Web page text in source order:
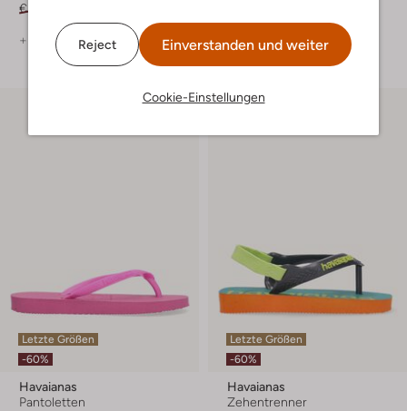
Reject Einverstanden und weiter
Cookie-Einstellungen
€ 29,95
+ mehr farben + mehr farben
Letzte Größen
-60%
Havaianas
Pantoletten
Letzte Größen
-60%
Havaianas
Zehentrenner